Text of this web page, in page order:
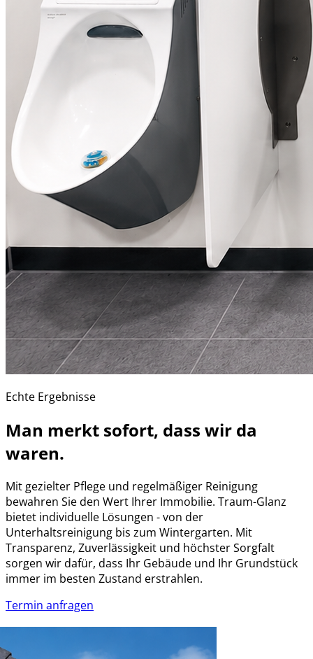
Echte Ergebnisse
Man merkt sofort, dass wir da
waren.
Mit gezielter Pflege und regelmäßiger Reinigung
bewahren Sie den Wert Ihrer Immobilie. Traum-Glanz
bietet individuelle Lösungen - von der
Unterhaltsreinigung bis zum Wintergarten. Mit
Transparenz, Zuverlässigkeit und höchster Sorgfalt
sorgen wir dafür, dass Ihr Gebäude und Ihr Grundstück
immer im besten Zustand erstrahlen.
Termin anfragen